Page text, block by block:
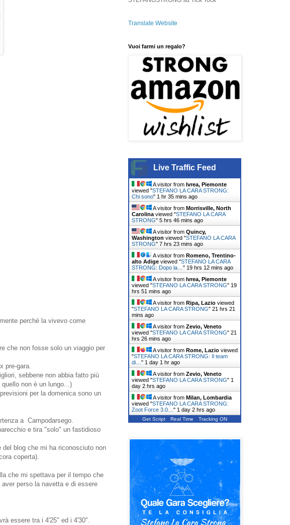
perchè la vivevo come
che non fosse solo un viaggio per
pre-gara.
sebbene non abbia fatto più
non è un lungo...)
per la domenica sono un
a Campodarsego.
e tira "solo" un fastidioso
blog che mi ha riconosciuto non
coperta).
che mi spettava per il tempo che
perso la navetta e di essere
essere tra i 4'25" ed i 4'30".
Translate Website
Vuoi farmi un regalo?
Live Traffic Feed
A visitor from Ivrea, Piemonte
viewed "STEFANO LA CARA STRONG:
Chi sono" 1 hr 35 mins ago
A visitor from Morrisville, North
Carolina viewed "STEFANO LA CARA
STRONG" 5 hrs 46 mins ago
A visitor from Quincy,
Washington viewed "STEFANO LA CARA
STRONG" 7 hrs 23 mins ago
A visitor from Romeno, Trentino-
alto Adige viewed "STEFANO LA CARA
STRONG: Dopo la… " 19 hrs 12 mins ago
A visitor from Ivrea, Piemonte
viewed "STEFANO LA CARA STRONG" 19
hrs 51 mins ago
A visitor from Ripa, Lazio viewed
"STEFANO LA CARA STRONG" 21 hrs 21
mins ago
A visitor from Zevio, Veneto
viewed "STEFANO LA CARA STRONG" 21
hrs 26 mins ago
A visitor from Rome, Lazio viewed
"STEFANO LA CARA STRONG: Il team
di… " 1 day 1 hr ago
A visitor from Zevio, Veneto
viewed "STEFANO LA CARA STRONG" 1
day 2 hrs ago
A visitor from Milan, Lombardia
viewed "STEFANO LA CARA STRONG:
Zoot Force 3.0… " 1 day 2 hrs ago
Get Script Real Time Tracking ON